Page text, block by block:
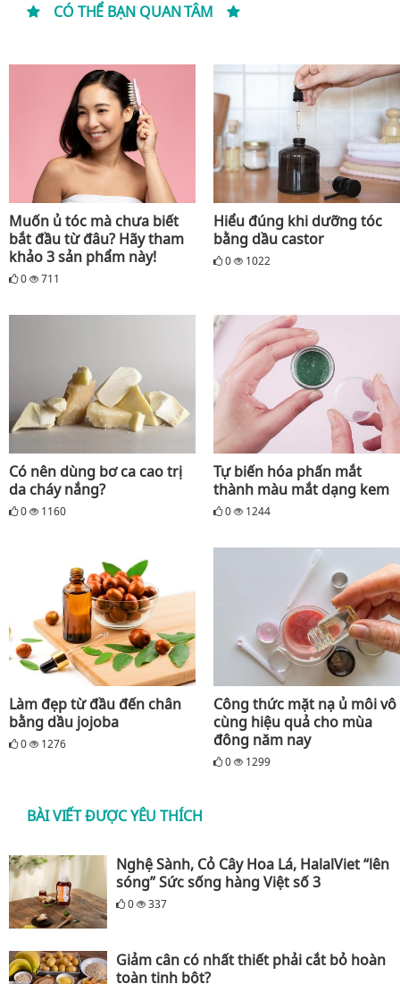
CÓ THỂ BẠN QUAN TÂM
Muốn ủ tóc mà chưa biết
bắt đầu từ đâu? Hãy tham
khảo 3 sản phẩm này!
0 711
Hiểu đúng khi dưỡng tóc
bằng dầu castor
0 1022
Có nên dùng bơ ca cao trị
da cháy nắng?
0 1160
Tự biến hóa phấn mắt
thành màu mắt dạng kem
0 1244
Làm đẹp từ đầu đến chân
bằng dầu jojoba
0 1276
Công thức mặt nạ ủ môi vô
cùng hiệu quả cho mùa
đông năm nay
0 1299
BÀI VIẾT ĐƯỢC YÊU THÍCH
Nghệ Sành, Cỏ Cây Hoa Lá, HalalViet “lên
sóng” Sức sống hàng Việt số 3
0 337
Giảm cân có nhất thiết phải cắt bỏ hoàn
toàn tinh bột?